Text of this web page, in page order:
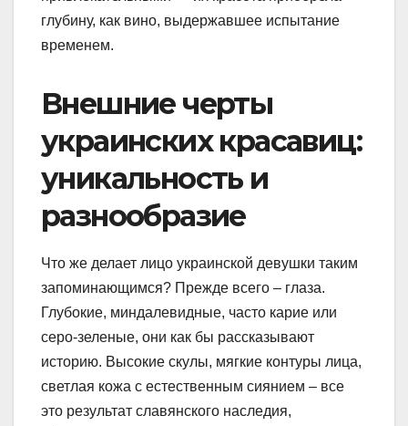
глубину, как вино, выдержавшее испытание
временем.
Внешние черты
украинских красавиц:
уникальность и
разнообразие
Что же делает лицо украинской девушки таким
запоминающимся? Прежде всего – глаза.
Глубокие, миндалевидные, часто карие или
серо-зеленые, они как бы рассказывают
историю. Высокие скулы, мягкие контуры лица,
светлая кожа с естественным сиянием – все
это результат славянского наследия,